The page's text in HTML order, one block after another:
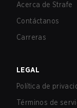
Acerca de Strafe
Contáctanos
Carreras
LEGAL
Política de
Términos de